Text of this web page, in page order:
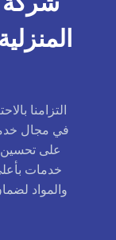
التزامنا
في مجال
على تحسين
خدمات
والمواد